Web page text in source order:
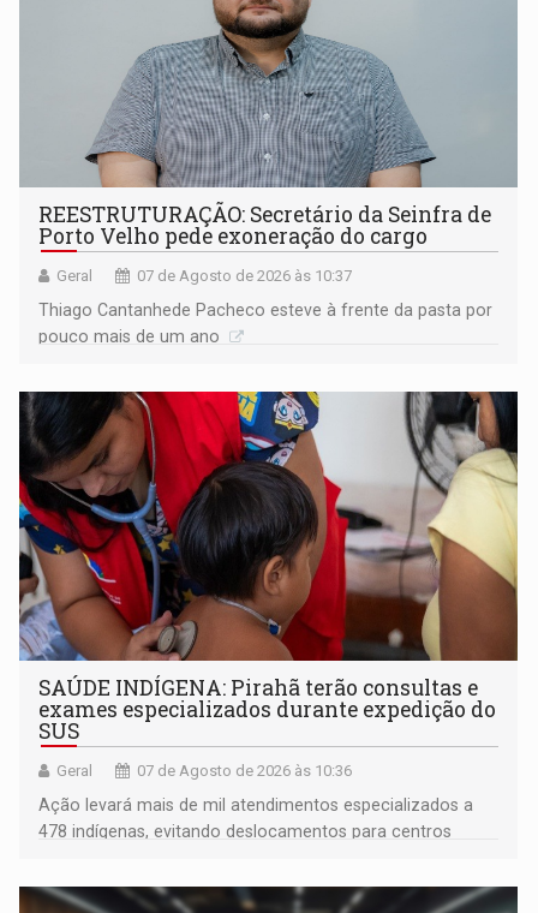
REESTRUTURAÇÃO: Secretário da Seinfra de
Porto Velho pede exoneração do cargo
Geral 07 de Agosto de 2026 às 10:37
Thiago Cantanhede Pacheco esteve à frente da pasta por
pouco mais de um ano
SAÚDE INDÍGENA: Pirahã terão consultas e
exames especializados durante expedição do
SUS
Geral 07 de Agosto de 2026 às 10:36
Ação levará mais de mil atendimentos especializados a
478 indígenas, evitando deslocamentos para centros